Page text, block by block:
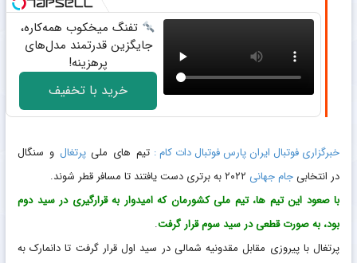
تفنگ میخکوب همه‌کاره،
جایگزین قدرتمند مدل‌های
پرهزینه!
خرید با تخفیف
خبرگزاری فوتبال ایران پارس فوتبال دات کام : تیم های ملیپرتغال و سنگال
در انتخابیجام جهانی
با صعود این تیم ها، تیم ملی کشورمان که امیدوار به قرارگیری در سید دوم
بود، به صورت قطعی در سید سوم قرار گرفت.
پرتغال با پیروزی مقابل مقدونیه شمالی در سید اول قرار گرفت تا دانمارک به